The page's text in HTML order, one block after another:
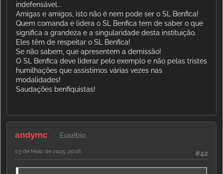
indefensável...
Amigas e amigos, isto não é nem pode ser o SL Benfica!
Quem comanda e lidera o SL Benfica tem de saber o que
significa a grandeza e a singularidade desta instituição.
Eles têm de respeitar o SL Benfica!
Se não sabem, que apresentem a demissão!
O SL Benfica deve liderar pelo exemplo e não pelas tristes
humilhações que assistimos várias vezes nas
modalidades!
Saudações benfiquistas!
andymc Eusébio
#42
03 de Maio de 2025, 20:16